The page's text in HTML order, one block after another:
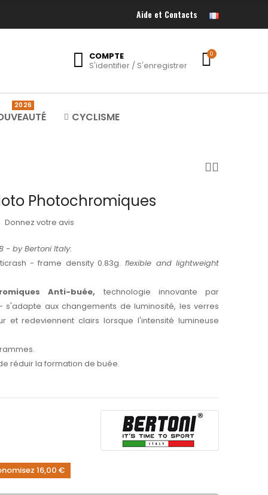
Aide et Contacts
COMPTE
S'identifier / S'enregistrer
0
2026
CYCLISME
Photochromiques
Donnez votre avis
- by Bertoni Italy:
- frame density 0.83g. flexible and lightweight
Anti-buée, technologie innovante par
s'adapte aux changements de luminosité, les verres
et redeviennent clairs lorsque l'intensité lumineuse
réduir la formation de buée.
16,00 €